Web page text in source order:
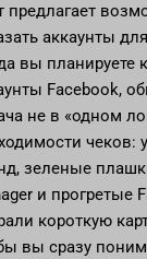
предлагает
аккаунты
вы планируете
Facebook,
не в «одном
чеков:
зеленые
и прогретые
короткую
вы сразу